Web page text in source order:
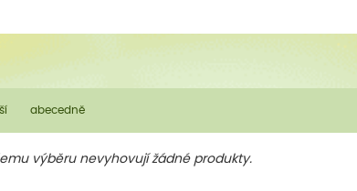
abecedně
výběru nevyhovují žádné produkty.